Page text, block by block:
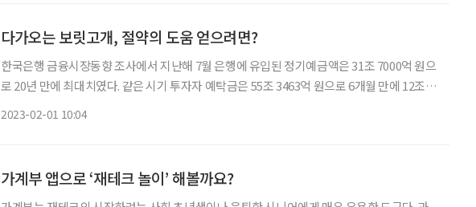
다가오는 보릿고개, 절약의 도움 얻으려면?
한국은행 금융시장동향 조사에서 지난해 7월 은행에 유입된 정기예금액은 31조 7000억 원으
로 20년 만에 최대치였다. 같은 시기 투자자 예탁금은 55조 3463억 원으로 6개월 만에 12조
2023-02-01 10:04
가계부 앱으로 ‘재테크 놀이’ 해볼까요?